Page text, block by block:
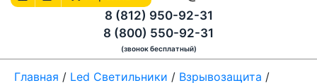
8 (812) 950-92-31
8 (800) 550-92-31
(звонок бесплатный)
Главная / Led Светильники / Взрывозащита /